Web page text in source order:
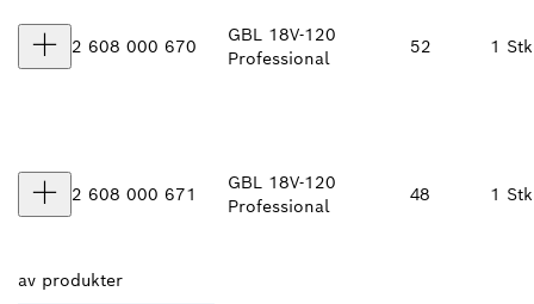
2 608 000 670
GBL 18V-120
Professional
52 1
2 608 000 671
GBL 18V-120
Professional
48 1
av produkter